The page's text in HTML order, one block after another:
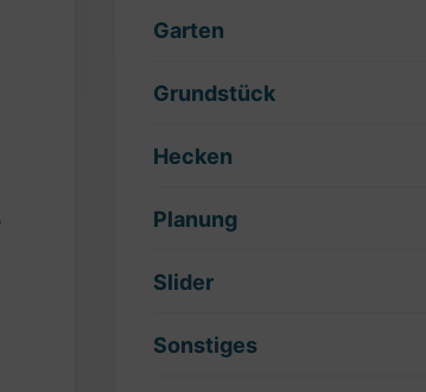
Garten
Grundstück
Hecken
Planung
Slider
Sonstiges